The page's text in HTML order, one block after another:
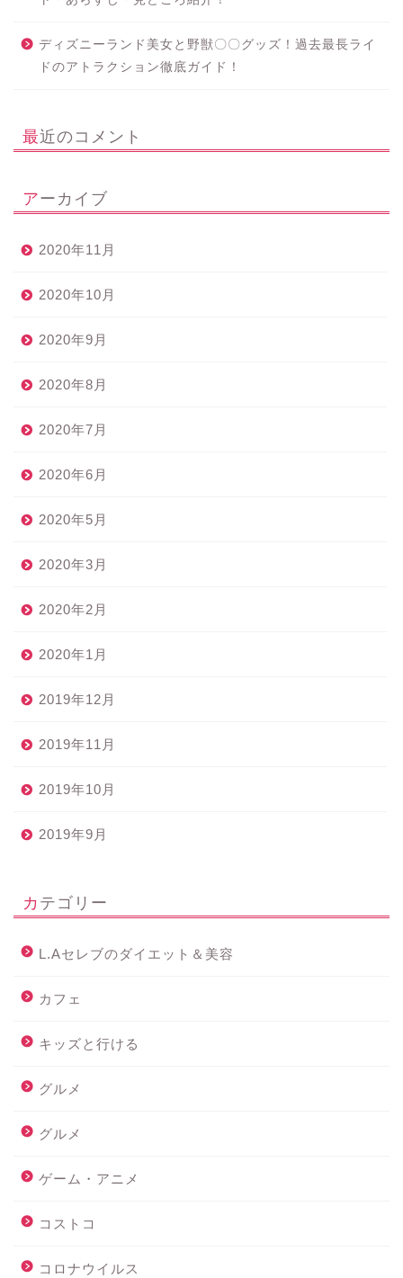
ディズニーランド美女と野獣〇〇グッズ！過去最長ライ
ドのアトラクション徹底ガイド！
最近のコメント
アーカイブ
2020年11月
2020年10月
2020年9月
2020年8月
2020年7月
2020年6月
2020年5月
2020年3月
2020年2月
2020年1月
2019年12月
2019年11月
2019年10月
2019年9月
カテゴリー
L.Aセレブのダイエット＆美容
カフェ
キッズと行ける
グルメ
グルメ
ゲーム・アニメ
コストコ
コロナウイルス